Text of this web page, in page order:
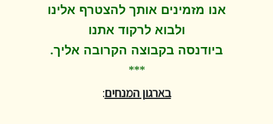
אנו מזמינים אותך להצטרף אלינו
ולבוא לרקוד אתנו
ביודנסה בקבוצה הקרובה אליך.
***
בארגון המנחים: